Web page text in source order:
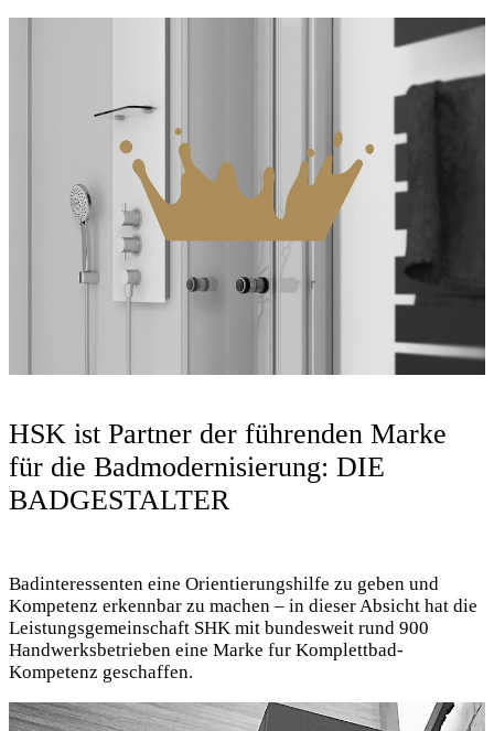
HSK ist Partner der führenden Marke
für die Badmodernisierung: DIE
BADGESTALTER
Badinteressenten eine Orientierungshilfe zu geben und
Kompetenz erkennbar zu machen – in dieser Absicht hat die
Leistungsgemeinschaft SHK mit bundesweit rund 900
Handwerksbetrieben eine Marke fur Komplettbad-
Kompetenz geschaffen.